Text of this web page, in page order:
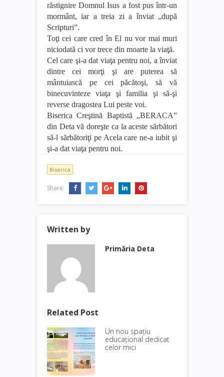
răstignire Domnul Isus a fost pus într-un
mormânt, iar a treia zi a înviat „după
Scripturi”.
Toţi cei care cred în El nu vor mai muri
niciodată ci vor trece din moarte la viaţă.
Cel care şi-a dat viaţa pentru noi, a înviat
dintre cei morţi şi are puterea să
mântuiască pe cei păcătoşi, să vă
binecuvinteze viaţa şi familia şi să-şi
reverse dragostea Lui peste voi.
Biserica Creştină Baptistă „BERACA”
din Deta vă doreşte ca la aceste sărbători
să-l sărbătoriţi pe Acela care ne-a iubit şi
şi-a dat viaţa pentru noi.
Biserica
Share:
Written by
Primăria Deta
Related Post
Un nou spațiu
educațional dedicat
celor mici